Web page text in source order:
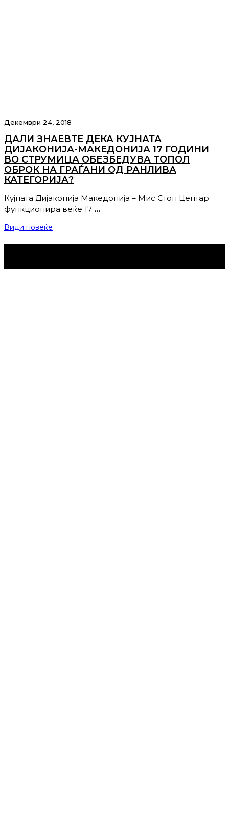
Декември 24, 2018
ДАЛИ ЗНАЕВТЕ ДЕКА КУЈНАТА
ДИЈАКОНИЈА-МАКЕДОНИЈА 17 ГОДИНИ
ВО СТРУМИЦА ОБЕЗБЕДУВА ТОПОЛ
ОБРОК НА ГРАЃАНИ ОД РАНЛИВА
КАТЕГОРИЈА?
Кујната Дијаконија Македонија – Мис Стон Центар
функционира веќе 17 …
Види повеќе